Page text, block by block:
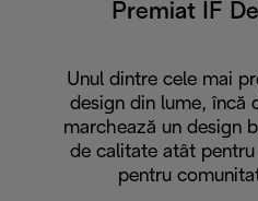
Premiat IF
Unul dintre cele mai
design din lume, încă
marchează un design
de calitate atât
pentru